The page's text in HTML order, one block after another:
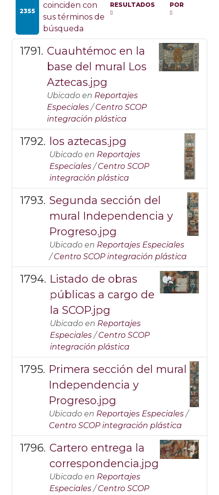
2355
coinciden con
sus términos de
búsqueda
RESULTADOS
POR
Cuauhtémoc en la
base del mural Los
Aztecas.jpg
Ubicado en Reportajes
Especiales /Centro SCOP
integración plástica
los aztecas.jpg
Ubicado en Reportajes
Especiales /Centro SCOP
integración plástica
Segunda sección del
mural Independencia y
Progreso.jpg
Ubicado en Reportajes Especiales
/Centro SCOP integración plástica
Listado de obras
públicas a cargo de
la SCOP.jpg
Ubicado en Reportajes
Especiales /Centro SCOP
integración plástica
Primera sección del mural
Independencia y
Progreso.jpg
Ubicado en Reportajes Especiales /
Centro SCOP integración plástica
Cartero entrega la
correspondencia.jpg
Ubicado en Reportajes
Especiales /Centro SCOP